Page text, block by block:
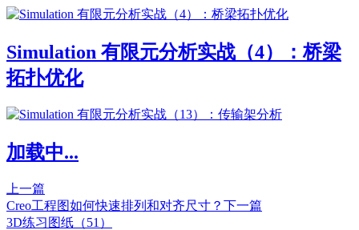
Simulation 有限元分析实战（4）：桥梁
拓扑优化
加载中...
上一篇
Creo工程图如何快速排列和对齐尺寸？ 下一篇
3D练习图纸（51）